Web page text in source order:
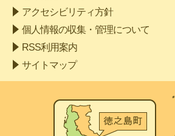
アクセシビリティ方針
個人情報の収集・管理について
RSS利用案内
サイトマップ